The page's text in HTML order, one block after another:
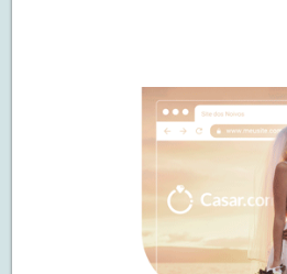
SIDEBAR